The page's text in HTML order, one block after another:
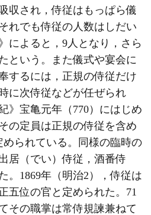
収され，侍従はもっぱら儀
れでも侍従の人数はしだい
によると，9人となり，さら
という。また儀式や宴会に
するには，正規の侍従だけ
に次侍従などが任ぜられ
》宝亀元年（770）にはじめ
の定員は正規の侍従を含め
められている。同様の臨時の
居（でい）侍従，酒番侍
。1869年（明治2），侍従は
五位の官と定められた。71
その職掌は常侍規諫兼ねて